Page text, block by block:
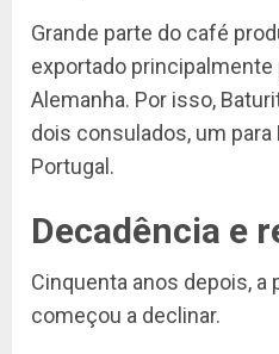
Grande parte do café
exportado principalmente
Alemanha. Por isso,
dois consulados, um para
Portugal.
Decadência e
Cinquenta anos depois, a
começou a declinar.